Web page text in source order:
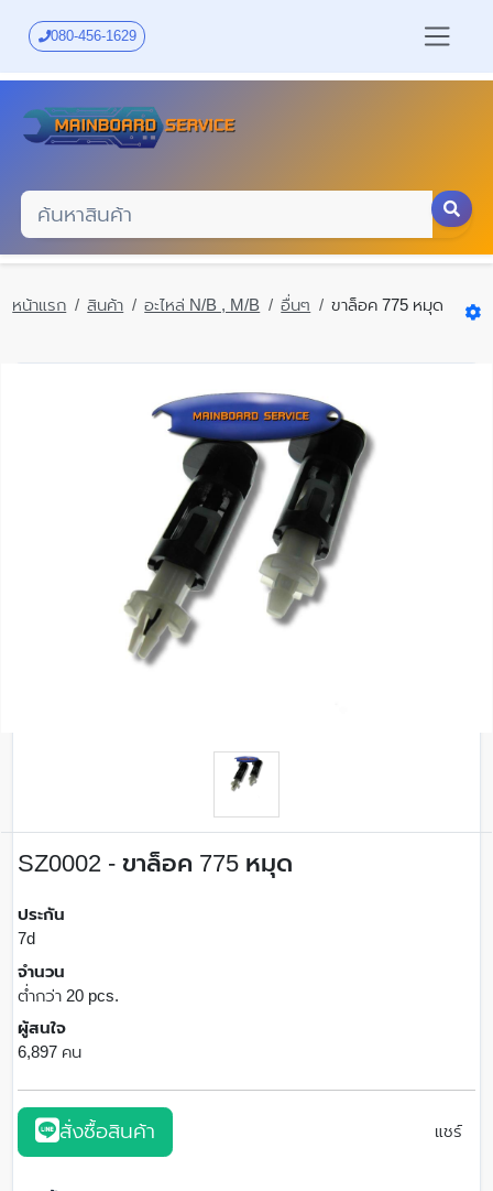
content
080-456-1629
หน้าแรก สินค้า อะไหล่ N/B , M/B อื่นๆ ขาล็อค 775 หมุด
SZ0002 - ขาล็อค 775 หมุด
ประกัน
7d
จำนวน
ต่ำกว่า 20 pcs.
ผู้สนใจ
6,897 คน
สั่งซื้อสินค้า แชร์